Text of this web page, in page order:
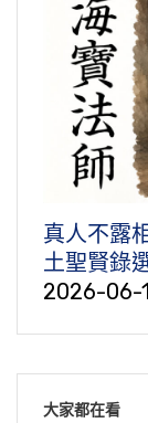
真人不露
土聖賢錄
2026-06-
大家都在看